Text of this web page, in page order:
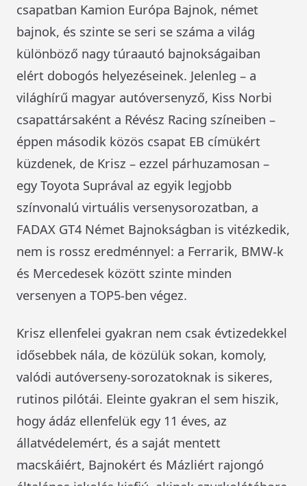
csapatban Kamion Európa Bajnok, német
bajnok, és szinte se seri se száma a világ
különböző nagy túraautó bajnokságaiban
elért dobogós helyezéseinek. Jelenleg – a
világhírű magyar autóversenyző, Kiss Norbi
csapattársaként a Révész Racing színeiben –
éppen második közös csapat EB címükért
küzdenek, de Krisz – ezzel párhuzamosan –
egy Toyota Suprával az egyik legjobb
színvonalú virtuális versenysorozatban, a
FADAX GT4 Német Bajnokságban is vitézkedik,
nem is rossz eredménnyel: a Ferrarik, BMW-k
és Mercedesek között szinte minden
versenyen a TOP5-ben végez.
Krisz ellenfelei gyakran nem csak évtizedekkel
idősebbek nála, de közülük sokan, komoly,
valódi autóverseny-sorozatoknak is sikeres,
rutinos pilótái. Eleinte gyakran el sem hiszik,
hogy ádáz ellenfelük egy 11 éves, az
állatvédelemért, és a saját mentett
macskáiért, Bajnokért és Mázliért rajongó